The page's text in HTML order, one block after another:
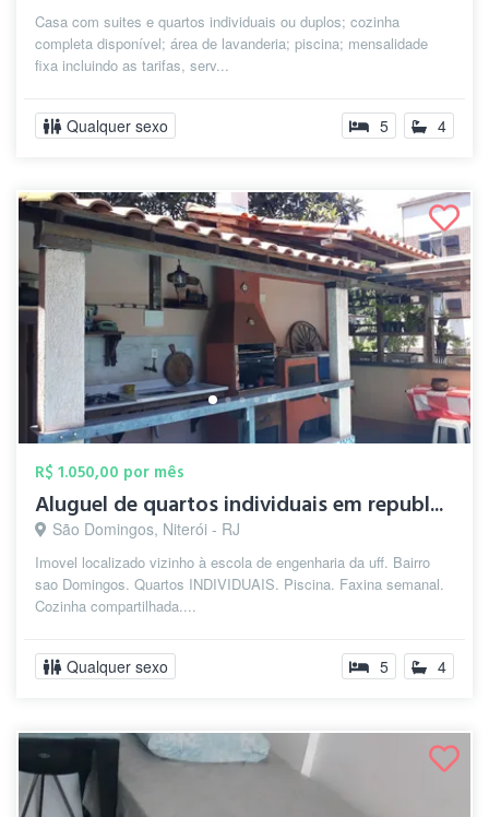
Casa com suites e quartos individuais ou duplos; cozinha
completa disponível; área de lavanderia; piscina; mensalidade
fixa incluindo as tarifas, serv...
Qualquer sexo 5 4
R$ 1.050,00 por mês
Aluguel de quartos individuais em republ...
São Domingos, Niterói - RJ
Imovel localizado vizinho à escola de engenharia da uff. Bairro
sao Domingos. Quartos INDIVIDUAIS. Piscina. Faxina semanal.
Cozinha compartilhada....
Qualquer sexo 5 4